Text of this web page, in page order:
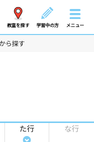
教室を探す 学習中の方 メニュー
ら探す
た行 な行